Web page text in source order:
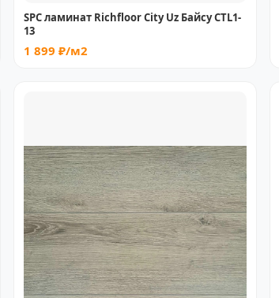
SPC ламинат Richfloor City Uz Байсу CTL1-
13
1 899 ₽/м2